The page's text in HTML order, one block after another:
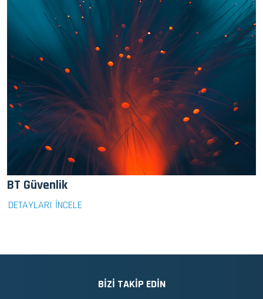
BT Güvenlik
DETAYLARI İNCELE
BIZI TAKIP EDIN